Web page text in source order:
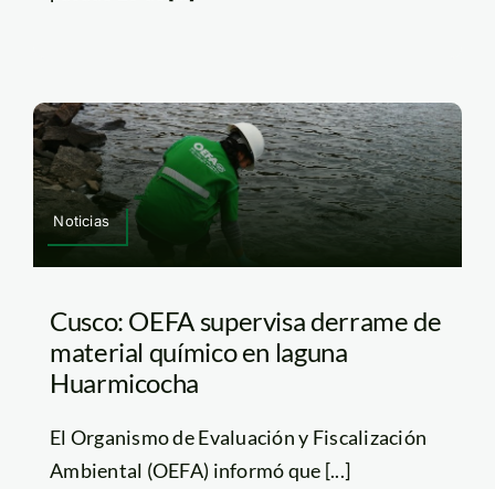
Noticias
Cusco: OEFA supervisa derrame de
material químico en laguna
Huarmicocha
El Organismo de Evaluación y Fiscalización
Ambiental (OEFA) informó que [...]